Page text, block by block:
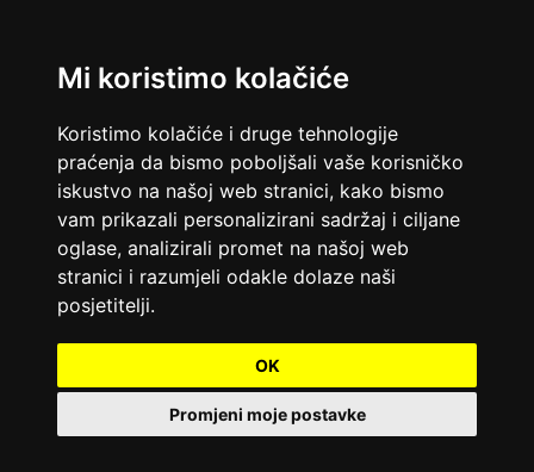
Mi koristimo kolačiće
Koristimo kolačiće i druge tehnologije
praćenja da bismo poboljšali vaše korisničko
iskustvo na našoj web stranici, kako bismo
vam prikazali personalizirani sadržaj i ciljane
oglase, analizirali promet na našoj web
stranici i razumjeli odakle dolaze naši
posjetitelji.
OK
Promjeni moje postavke